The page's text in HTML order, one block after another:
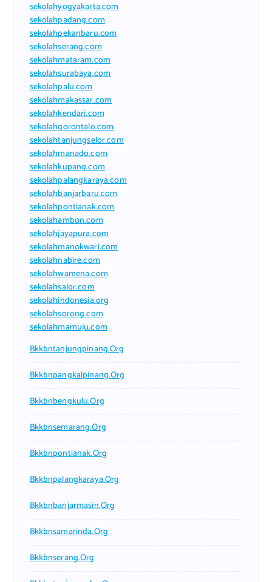
sekolahyogyakarta.com
sekolahpadang.com
sekolahpekanbaru.com
sekolahserang.com
sekolahmataram.com
sekolahsurabaya.com
sekolahpalu.com
sekolahmakassar.com
sekolahkendari.com
sekolahgorontalo.com
sekolahtanjungselor.com
sekolahmanado.com
sekolahkupang.com
sekolahpalangkaraya.com
sekolahbanjarbaru.com
sekolahpontianak.com
sekolahambon.com
sekolahjayapura.com
sekolahmanokwari.com
sekolahnabire.com
sekolahwamena.com
sekolahsalor.com
sekolahindonesia.org
sekolahsorong.com
sekolahmamuju.com
Bkkbntanjungpinang.org
Bkkbnpangkalpinang.org
Bkkbnbengkulu.org
Bkkbnsemarang.org
Bkkbnpontianak.org
Bkkbnpalangkaraya.org
Bkkbnbanjarmasin.org
Bkkbnsamarinda.org
Bkkbnserang.org